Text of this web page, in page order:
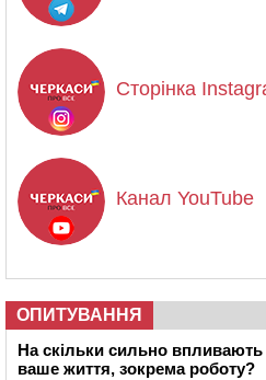
Сторінка
Канал YouTube
ОПИТУВАННЯ
На скільки сильно
ваше життя, зокрема роботу?